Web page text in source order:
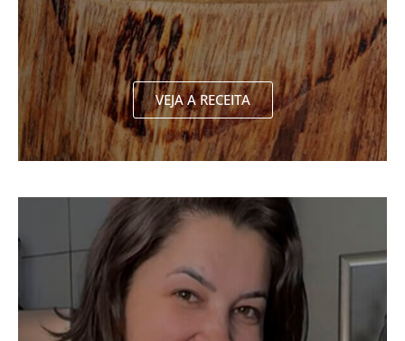
VEJA A RECEITA